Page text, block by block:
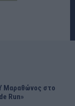
Μαραθώνος στο
Run»